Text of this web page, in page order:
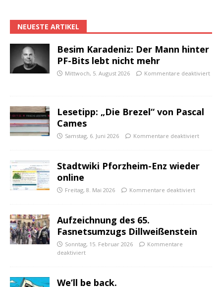
NEUESTE ARTIKEL
Besim Karadeniz: Der Mann hinter
PF-Bits lebt nicht mehr
Mittwoch, 5. August 2026 Kommentare deaktiviert
Lesetipp: „Die Brezel“ von Pascal
Cames
Samstag, 6. Juni 2026 Kommentare deaktiviert
Stadtwiki Pforzheim-Enz wieder
online
Freitag, 8. Mai 2026 Kommentare deaktiviert
Aufzeichnung des 65.
Fasnetsumzugs Dillweißenstein
Sonntag, 15. Februar 2026
Kommentare
deaktiviert
We’ll be back.